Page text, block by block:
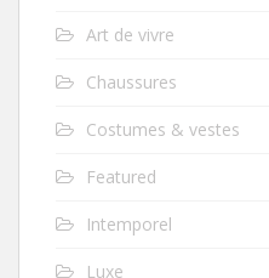
Art de vivre
Chaussures
Costumes & vestes
Featured
Intemporel
Luxe